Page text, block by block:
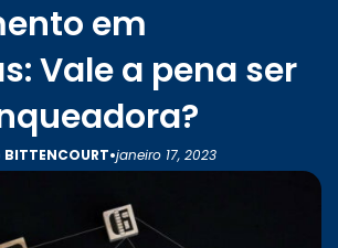
em
Vale a pena ser
•janeiro 17, 2023